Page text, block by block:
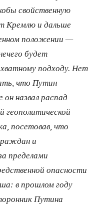
свойственную
Кремлю и дальше
положении —
будет
подходу. Нет
что Путин
назвал распад
геополитической
посетовав, что
и
пределами
опасности
в прошлом году
Путина